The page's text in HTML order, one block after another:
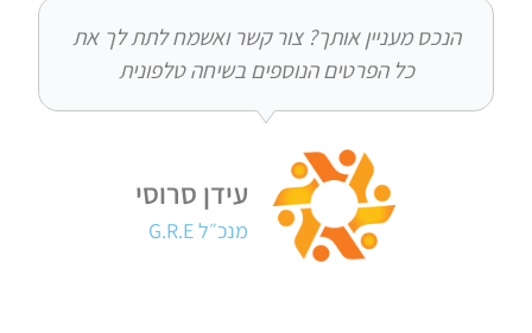
מעניין אותך? צור קשר ואשמח לתת לך את
כל הפרטים הנוספים בשיחה טלפונית
עידן סרוסי
מנכ״ל G.R.E